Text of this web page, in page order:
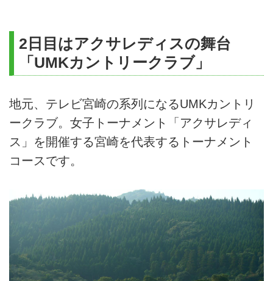
2日目はアクサレディスの舞台
「UMKカントリークラブ」
地元、テレビ宮崎の系列になるUMKカントリ
ークラブ。女子トーナメント「アクサレディ
ス」を開催する宮崎を代表するトーナメント
コースです。